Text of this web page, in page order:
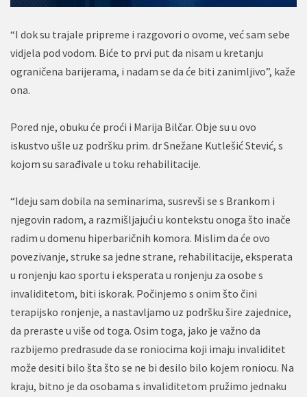
“I dok su trajale pripreme i razgovori o ovome, već sam sebe
vidjela pod vodom. Biće to prvi put da nisam u kretanju
ograničena barijerama, i nadam se da će biti zanimljivo”, kaže
ona.
Pored nje, obuku će proći i Marija Bilčar. Obje su u ovo
iskustvo ušle uz podršku prim. dr Snežane Kutlešić Stević, s
kojom su sarađivale u toku rehabilitacije.
“Ideju sam dobila na seminarima, susrevši se s Brankom i
njegovin radom, a razmišljajući u kontekstu onoga što inače
radim u domenu hiperbaričnih komora. Mislim da će ovo
povezivanje, struke sa jedne strane, rehabilitacije, eksperata
u ronjenju kao sportu i eksperata u ronjenju za osobe s
invaliditetom, biti iskorak. Počinjemo s onim što čini
terapijsko ronjenje, a nastavljamo uz podršku šire zajednice,
da preraste u više od toga. Osim toga, jako je važno da
razbijemo predrasude da se roniocima koji imaju invaliditet
može desiti bilo šta što se ne bi desilo bilo kojem roniocu. Na
kraju, bitno je da osobama s invaliditetom pružimo jednaku